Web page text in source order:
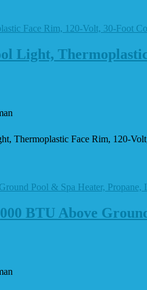
Light,
Thermoplastic Face Rim, 120-
BTU Above